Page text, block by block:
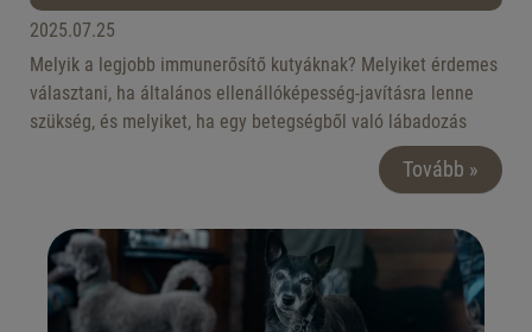
2025.07.25
Melyik a legjobb immunerősítő kutyáknak? Melyiket érdemes
választani, ha általános ellenállóképesség-javításra lenne
szükség, és melyiket, ha egy betegségből való lábadozás
során jönne jól a segítség? Nézzük meg, mire van szüksége
kedvencednek ahhoz, hogy bármilyen nehézséggel szembe
Tovább »